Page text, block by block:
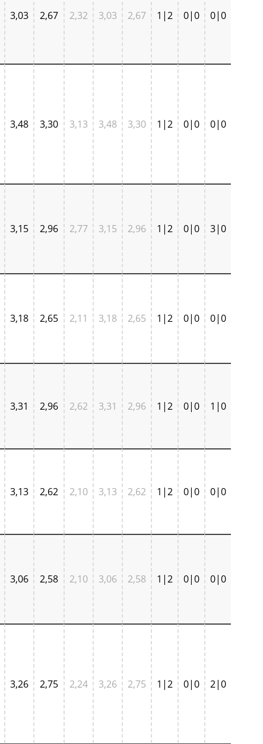
3,03 2,67 2,32 3,03 2,67 1|2 0|0 0|0
3,48 3,30 3,13 3,48 3,30 1|2 0|0 0|0
3,15 2,96 2,77 3,15 2,96 1|2 0|0 3|0
3,18 2,65 2,11 3,18 2,65 1|2 0|0 0|0
3,31 2,96 2,62 3,31 2,96 1|2 0|0 1|0
3,13 2,62 2,10 3,13 2,62 1|2 0|0 0|0
3,06 2,58 2,10 3,06 2,58 1|2 0|0 0|0
3,26 2,75 2,24 3,26 2,75 1|2 0|0 2|0